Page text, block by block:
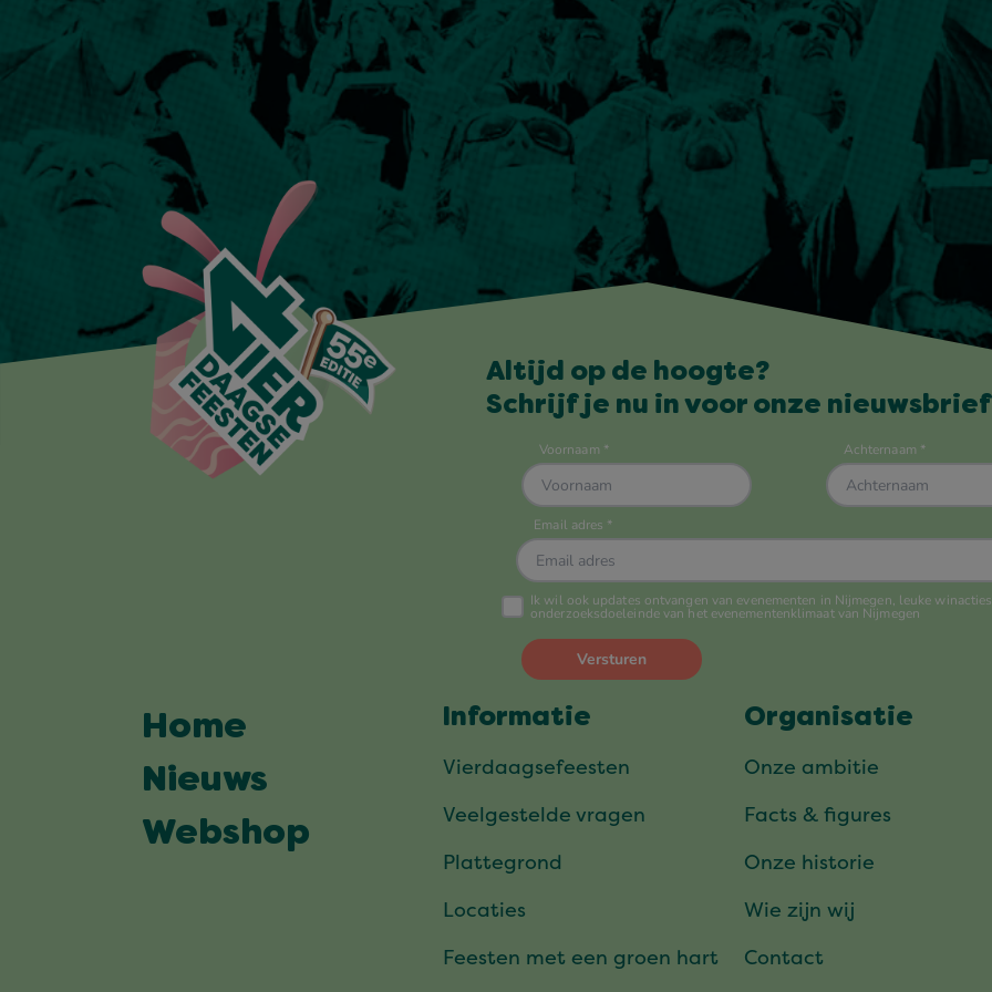
Altijd op de hoogte?
Schrijf je nu in voor onze
Home
Nieuws
Webshop
Informatie
Vierdaagsefeesten
Veelgestelde vragen
Plattegrond
Locaties
Feesten met een groen hart
Organisatie
Onze ambitie
Facts & figures
Onze historie
Wie zijn wij
Contact